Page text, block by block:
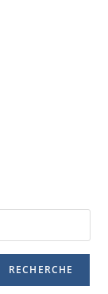
RECHERCHE